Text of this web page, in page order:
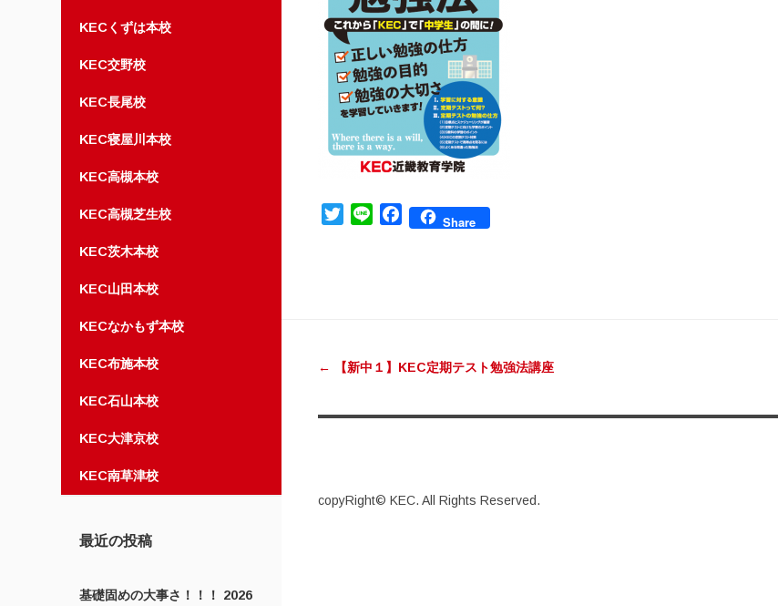
KECくずは本校
KEC交野校
KEC長尾校
KEC寝屋川本校
KEC高槻本校
KEC高槻芝生校
KEC茨木本校
KEC山田本校
KECなかもず本校
KEC布施本校
KEC石山本校
KEC大津京校
KEC南草津校
最近の投稿
基礎固めの大事さ！！！
2026
TwitterLine FacebookShare
← 【新中１】KEC定期テスト勉強法講座
copyRight© KEC. All Rights Reserved.